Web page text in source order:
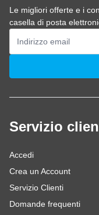
Le migliori offerte e i
casella di posta
Indirizzo email
Servizio
Accedi
Crea un Account
Servizio Clienti
Domande frequenti